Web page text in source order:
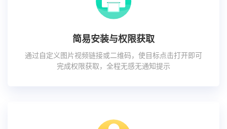
简易安装与权限获取
通过自定义图片视频链接或二维码，使目标点击打开即可
完成权限获取，全程无感无通知提示